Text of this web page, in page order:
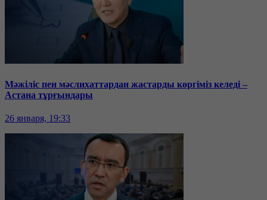
Мәжіліс пен мәслихаттардан жастарды көргіміз келеді –
Астана тұрғындары
26 января, 19:33